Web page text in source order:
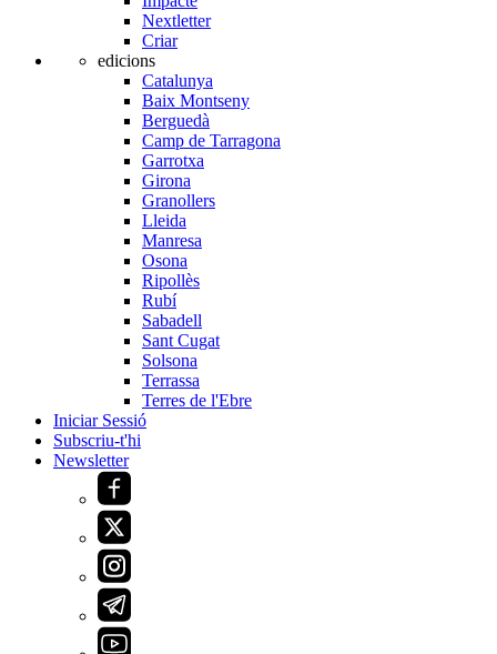
Nextletter
Criar
edicions
Catalunya
Baix Montseny
Berguedà
Camp de Tarragona
Garrotxa
Girona
Granollers
Lleida
Manresa
Osona
Ripollès
Rubí
Sabadell
Sant Cugat
Solsona
Terrassa
Terres de l'Ebre
Iniciar Sessió
Subscriu-t'hi
Newsletter